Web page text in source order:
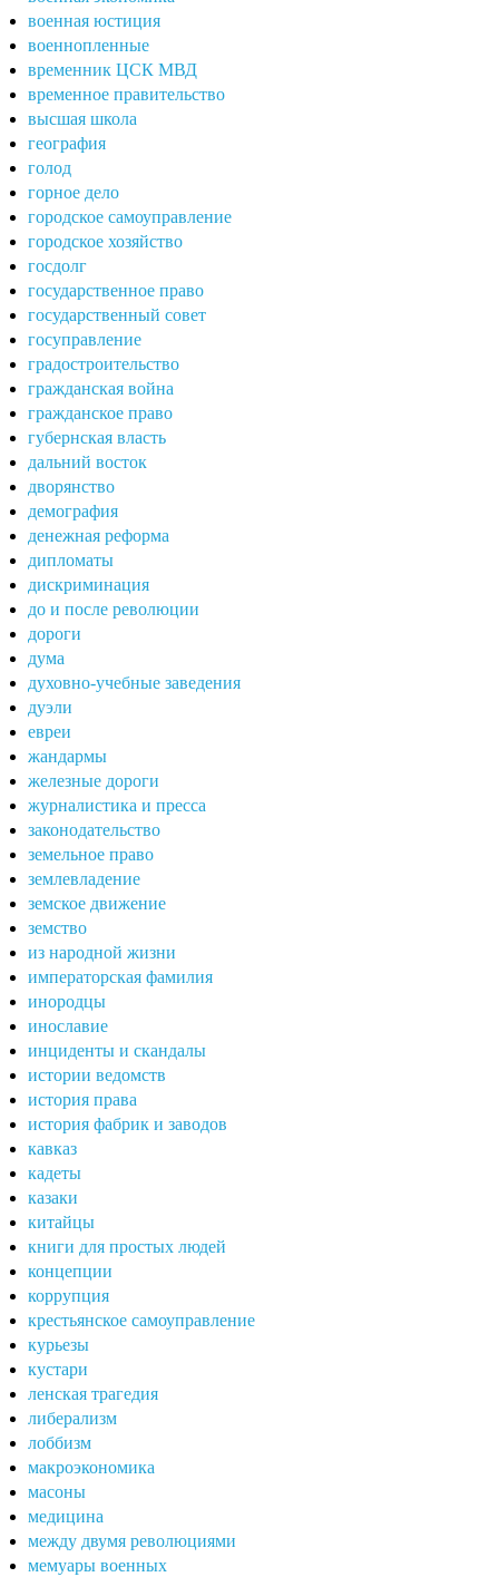
военная юстиция
военнопленные
временник ЦСК МВД
временное правительство
высшая школа
география
голод
горное дело
городское самоуправление
городское хозяйство
госдолг
государственное право
государственный совет
госуправление
градостроительство
гражданская война
гражданское право
губернская власть
дальний восток
дворянство
демография
денежная реформа
дипломаты
дискриминация
до и после революции
дороги
дума
духовно-учебные заведения
дуэли
евреи
жандармы
железные дороги
журналистика и пресса
законодательство
земельное право
землевладение
земское движение
земство
из народной жизни
императорская фамилия
инородцы
инославие
инциденты и скандалы
истории ведомств
история права
история фабрик и заводов
кавказ
кадеты
казаки
китайцы
книги для простых людей
концепции
коррупция
крестьянское самоуправление
курьезы
кустари
ленская трагедия
либерализм
лоббизм
макроэкономика
масоны
медицина
между двумя революциями
мемуары военных